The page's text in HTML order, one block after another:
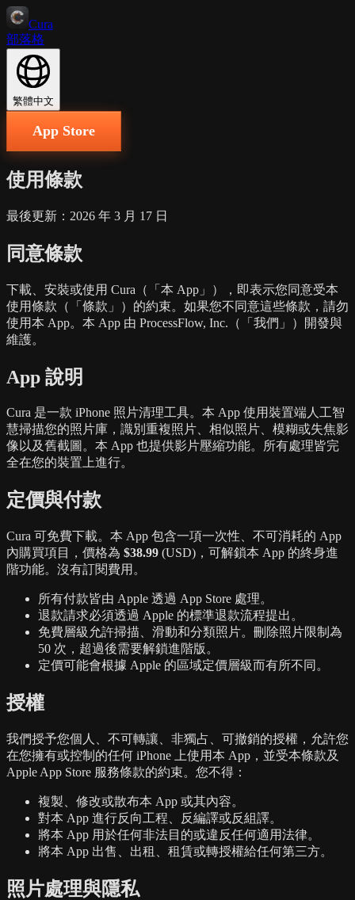
Cura
部落格
繁體中文
App Store
使用條款
最後更新：2026 年 3 月 17 日
同意條款
下載、安裝或使用 Cura（「本 App」），即表示您同意受本
使用條款（「條款」）的約束。如果您不同意這些條款，請勿
使用本 App。本 App 由 ProcessFlow, Inc.（「我們」）開發與
維護。
App 說明
Cura 是一款 iPhone 照片清理工具。本 App 使用裝置端人工智
慧掃描您的照片庫，識別重複照片、相似照片、模糊或失焦影
像以及舊截圖。本 App 也提供影片壓縮功能。所有處理皆完
全在您的裝置上進行。
定價與付款
Cura 可免費下載。本 App 包含一項一次性、不可消耗的 App
內購買項目，價格為 $38.99 (USD)，可解鎖本 App 的終身進
階功能。沒有訂閱費用。
所有付款皆由 Apple 透過 App Store 處理。
退款請求必須透過 Apple 的標準退款流程提出。
免費層級允許掃描、滑動和分類照片。刪除照片限制為
50 次，超過後需要解鎖進階版。
定價可能會根據 Apple 的區域定價層級而有所不同。
授權
我們授予您個人、不可轉讓、非獨占、可撤銷的授權，允許您
在您擁有或控制的任何 iPhone 上使用本 App，並受本條款及
Apple App Store 服務條款的約束。您不得：
複製、修改或散布本 App 或其內容。
對本 App 進行反向工程、反編譯或反組譯。
將本 App 用於任何非法目的或違反任何適用法律。
將本 App 出售、出租、租賃或轉授權給任何第三方。
照片處理與隱私